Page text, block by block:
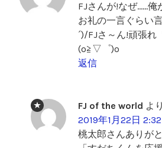
FJさんが!なぜ……
お礼の一言ぐらい
´)/FJさ～ん!頑張れ
(o≧▽゜)o
返信
FJ of the world よ
2019年1月22日
桃太郎さんありが